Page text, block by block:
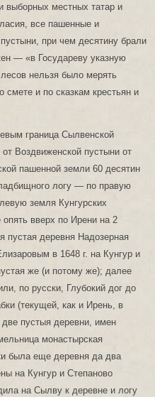
выборных местных татар и
все пашенные и
при чем десятину брали
— «в Государеву указную
нельзя было мерять
смете и по сказкам крестьян и
граница Сылвенской
Воздвиженской пустыни от
пашенной земли 60 десятин
логу — по правую
земля Кунгурских
вверх по Ирени на 2
пустая деревня Надозерная
в 1648 г. на Кунгур и
же (и потому же); далее
по русски, Глубокий дог до
(текущей, как и Ирень, в
пустыя деревни, имен
монастырская
была еще деревня да два
на Кунгур и Степаново
на Сылву к деревне и логу